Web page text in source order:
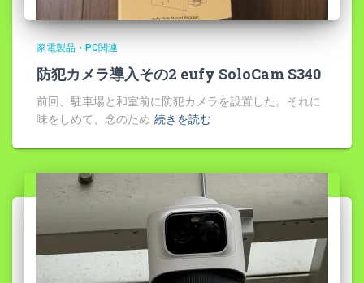
家電製品・PC関連
防犯カメラ導入その2 eufy SoloCam S340
前回、駐車場と和室前に防犯カメラを設置した。それに
味をしめて、念のため 続きを読む